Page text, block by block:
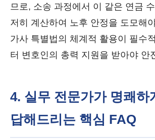
므로, 소송 과정에서 이 같은 연금
저히 계산하여 노후 안정을 도모해
가사 특별법의 체계적 활용이 필수
터 변호인의 총력 지원을 받아야 안
4. 실무 전문가가 명쾌하
답해드리는 핵심 FAQ